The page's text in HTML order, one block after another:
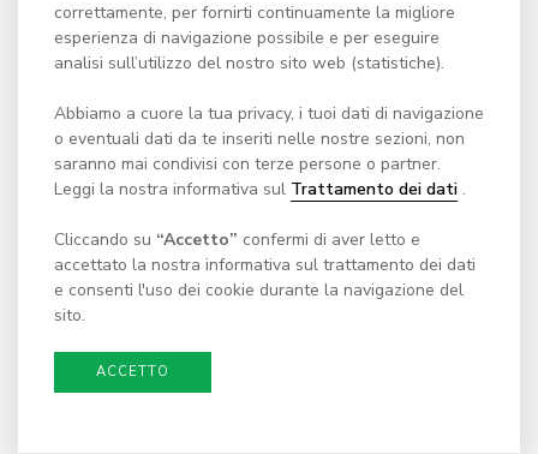
Fondazione Centro culturale
Casa dei Landfogti
Via Cantonale 65
c/o Comune di Monteceneri
CH - 6804 Bironico
E-mail:scrivici@casadeilandfogti.ch
correttamente, per fornirti continuamente la migliore
esperienza di navigazione possibile e per eseguire
analisi sull’utilizzo del nostro sito web (statistiche).
Abbiamo a cuore la tua privacy, i tuoi dati di navigazione
o eventuali dati da te inseriti nelle nostre sezioni, non
saranno mai condivisi con terze persone o partner.
Leggi la nostra informativa sul Trattamento dei dati .
Cliccando su “Accetto” confermi di aver letto e
accettato la nostra informativa sul trattamento dei dati
e consenti l'uso dei cookie durante la navigazione del
sito.
ACCETTO